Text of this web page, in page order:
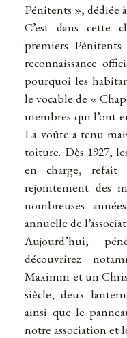
Pénitents », dédiée
C’est dans cette
premiers
reconnaissance
pourquoi les
le vocable de «
membres qui l’ont
La voûte a tenu
toiture. Dès 1927,
en charge,
rejointement des
nombreuses
annuelle de
Aujourd’hui,
découvrirez
Maximin et un
siècle, deux
ainsi que le
notre association et